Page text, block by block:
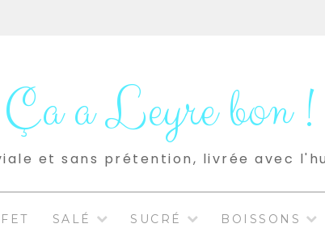
Ça a Leyre bon !
et sans prétention, livrée avec
SALÉ SUCRÉ BOISSONS